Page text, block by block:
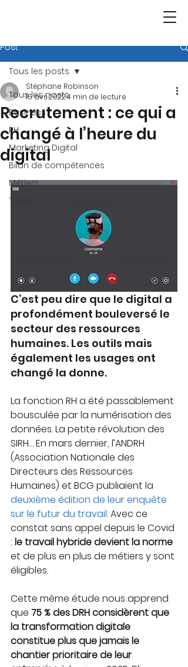
Post
Tous les posts
Business
RH
Marketing Digital
Bilan de compétences
Métiers
Travail
Tous les posts
Recrutement : ce qui a
changé à l’heure du
digital
Stéphane Robinson
15 avr. 20224 min de lecture
C’est peu dire que le digital a
profondément bouleversé le
secteur des ressources
humaines. Les outils mais
également les usages ont
changé la donne.
La fonction RH a été passablement
bousculée par la numérisation des
données. La petite révolution des
SIRH… En mars dernier, l’ANDRH
(Association Nationale des
Directeurs des Ressources
Humaines) et BCG publiaient la
deuxième édition de leur enquête
sur le futur du travail. Avec ce
constat sans appel depuis le Covid
: le travail hybride devient la norme
et de plus en plus de métiers y sont
éligibles.
Cette même étude nous apprend
que 75 % des DRH considèrent que
la transformation digitale
constitue plus que jamais le
chantier prioritaire de leur